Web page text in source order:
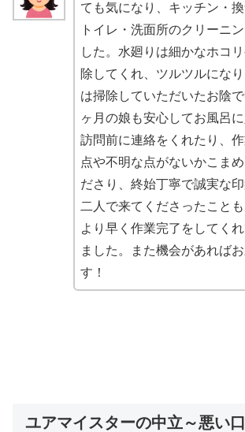
ても気になり、キッチン・
トイレ・洗面所のクリーニ
した。水廻りは細かなホコ
除してくれ、ツルツルにな
は掃除していただいたお陰
ヶ月の娘も安心してお風呂に
訪問前に連絡をくれたり、
点や不明な点がないかこま
ださり、終始丁寧で誠実な
二人で来てくださったこと
より早く作業完了をしてく
ました。また機会があれば
す！
ユアマイスターの中立～悪い